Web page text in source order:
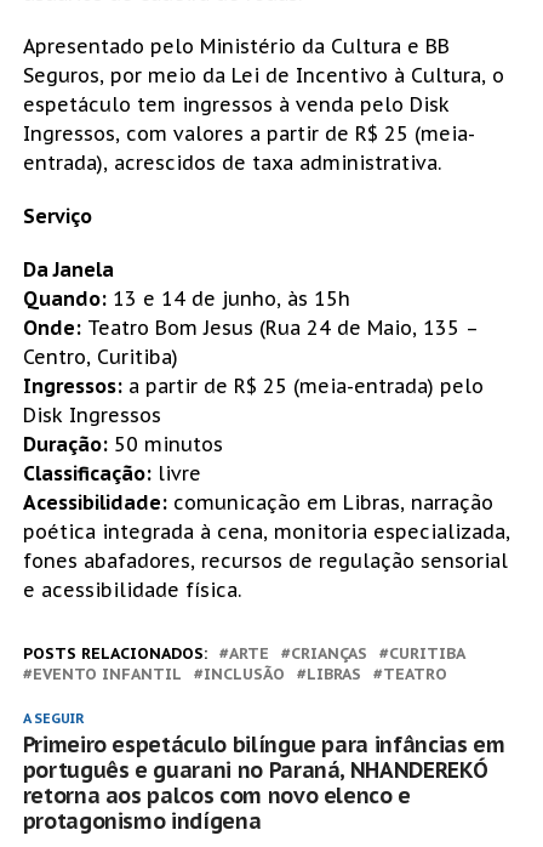
Apresentado pelo Ministério da Cultura e BB
Seguros, por meio da Lei de Incentivo à Cultura, o
espetáculo tem ingressos à venda pelo Disk
Ingressos, com valores a partir de R$ 25 (meia-
entrada), acrescidos de taxa administrativa.
Serviço
Da Janela
Quando: 13 e 14 de junho, às 15h
Onde: Teatro Bom Jesus (Rua 24 de Maio, 135 –
Centro, Curitiba)
Ingressos: a partir de R$ 25 (meia-entrada) pelo
Disk Ingressos
Duração: 50 minutos
Classificação: livre
Acessibilidade: comunicação em Libras, narração
poética integrada à cena, monitoria especializada,
fones abafadores, recursos de regulação sensorial
e acessibilidade física.
POSTS RELACIONADOS: ARTE CRIANÇAS
CURITIBA
EVENTO INFANTIL
INCLUSÃO LIBRAS TEATRO
A SEGUIR
Primeiro espetáculo bilíngue para infâncias em
português e guarani no Paraná, NHANDEREKÓ
retorna aos palcos com novo elenco e
protagonismo indígena